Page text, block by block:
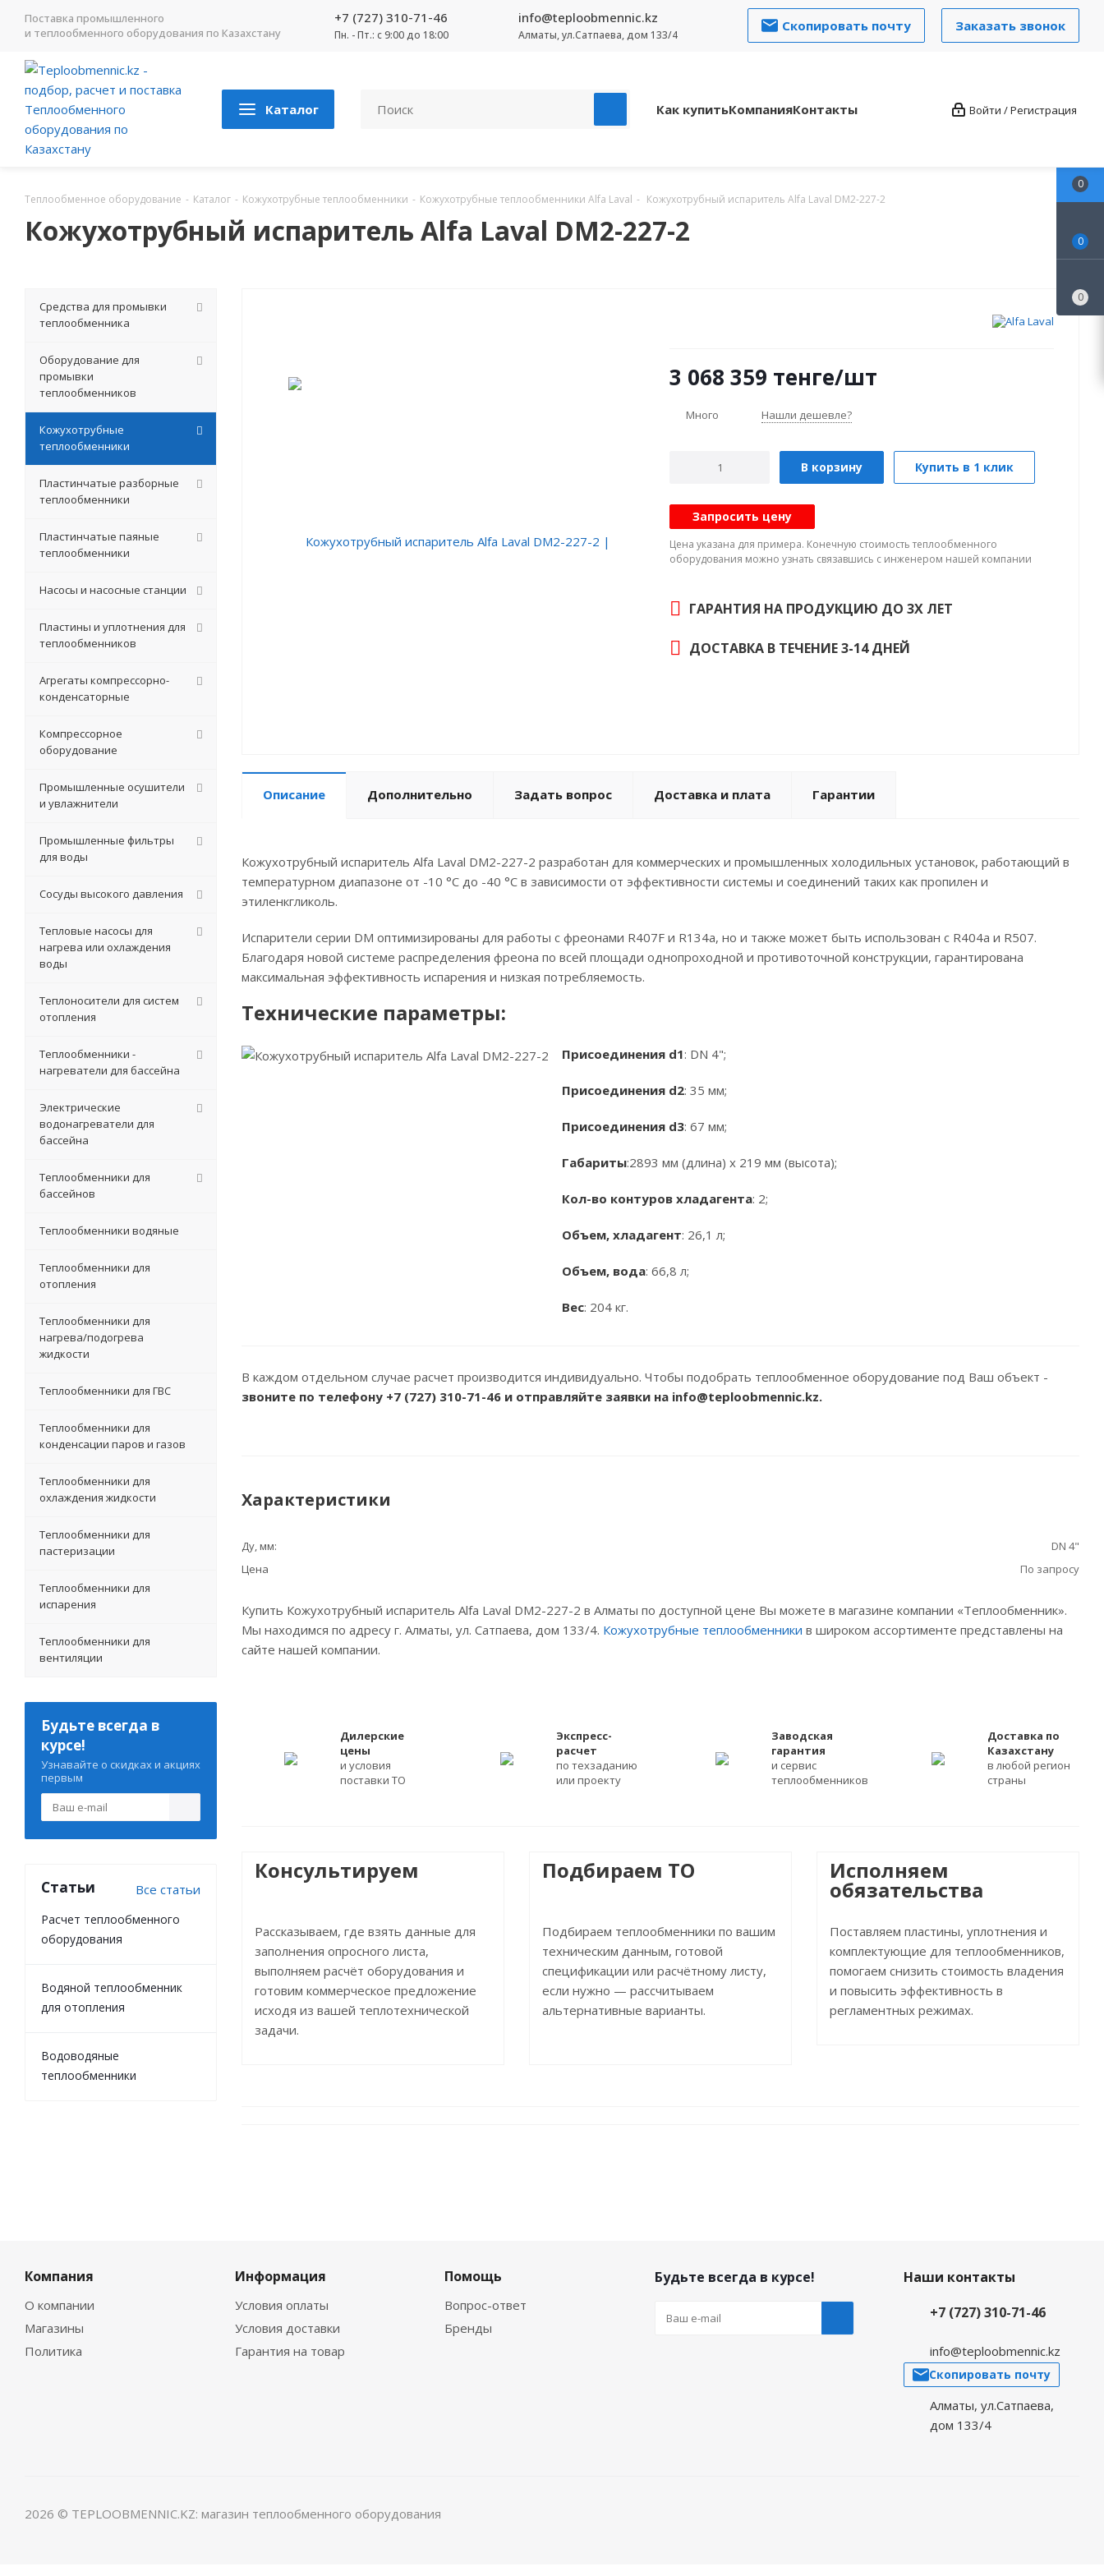
Поставка промышленного
и теплообменного оборудования по Казахстану
+7 (727) 310-71-46
Пн. - Пт.: с 9:00 до 18:00
info@teploobmennic.kz
Алматы, ул.Сатпаева, дом 133/4
Скопировать почту Заказать звонок
Каталог Как купитьКомпанияКонтакты Войти / Регистрация
Теплообменное оборудование - Каталог - Кожухотрубные теплообменники - Кожухотрубные теплообменники Alfa Laval - Кожухотрубный испаритель Alfa Laval DM2-227-2
Кожухотрубный испаритель Alfa Laval DM2-227-2
3 068 359 тенге/шт
Много Нашли дешевле?
В корзину Купить в 1 клик
Запросить цену
Цена указана для примера. Конечную стоимость теплообменного
оборудования можно узнать связавшись с инженером нашей компании
ГАРАНТИЯ НА ПРОДУКЦИЮ ДО 3Х ЛЕТ
ДОСТАВКА В ТЕЧЕНИЕ 3-14 ДНЕЙ
Описание Дополнительно Задать вопрос Доставка и плата Гарантии
Кожухотрубный испаритель Alfa Laval DM2-227-2 разработан для коммерческих и промышленных холодильных установок, работающий в
температурном диапазоне от -10 °C до -40 °C в зависимости от эффективности системы и соединений таких как пропилен и
этиленкгликоль.
Испарители серии DM оптимизированы для работы с фреонами R407F и R134a, но и также может быть использован с R404a и R507.
Благодаря новой системе распределения фреона по всей площади однопроходной и противоточной конструкции, гарантирована
максимальная эффективность испарения и низкая потребляемость.
Технические параметры:
Присоединения d1: DN 4";
Присоединения d2: 35 мм;
Присоединения d3: 67 мм;
Габариты:2893 мм (длина) х 219 мм (высота);
Кол-во контуров хладагента: 2;
Объем, хладагент: 26,1 л;
Объем, вода: 66,8 л;
Вес: 204 кг.
В каждом отдельном случае расчет производится индивидуально. Чтобы подобрать теплообменное оборудование под Ваш объект -
звоните по телефону +7 (727) 310-71-46 и отправляйте заявки на info@teploobmennic.kz.
Характеристики
Ду, мм:
DN 4"
Цена
По запросу
Купить Кожухотрубный испаритель Alfa Laval DM2-227-2 в Алматы по доступной цене Вы можете в магазине компании «Теплообменник».
Мы находимся по адресу г. Алматы, ул. Сатпаева, дом 133/4. Кожухотрубные теплообменники в широком ассортименте представлены на
сайте нашей компании.
Дилерские
цены
и условия
поставки ТО
Экспресс-
расчет
по техзаданию
или проекту
Заводская
гарантия
и сервис
теплообменников
Доставка по
Казахстану
в любой регион
страны
Консультируем
Рассказываем, где взять данные для
заполнения опросного листа,
выполняем расчёт оборудования и
готовим коммерческое предложение
исходя из вашей теплотехнической
задачи.
Подбираем ТО
Подбираем теплообменники по вашим
техническим данным, готовой
спецификации или расчётному листу,
если нужно — рассчитываем
альтернативные варианты.
Исполняем
обязательства
Поставляем пластины, уплотнения и
комплектующие для теплообменников,
помогаем снизить стоимость владения
и повысить эффективность в
регламентных режимах.
Средства для промывки
теплообменника
Оборудование для
промывки
теплообменников
Кожухотрубные
теплообменники
Пластинчатые разборные
теплообменники
Пластинчатые паяные
теплообменники
Насосы и насосные станции
Пластины и уплотнения для
теплообменников
Агрегаты компрессорно-
конденсаторные
Компрессорное
оборудование
Промышленные осушители
и увлажнители
Промышленные фильтры
для воды
Сосуды высокого давления
Тепловые насосы для
нагрева или охлаждения
воды
Теплоносители для систем
отопления
Теплообменники -
нагреватели для бассейна
Электрические
водонагреватели для
бассейна
Теплообменники для
бассейнов
Теплообменники водяные
Теплообменники для
отопления
Теплообменники для
нагрева/подогрева
жидкости
Теплообменники для ГВС
Теплообменники для
конденсации паров и газов
Теплообменники для
охлаждения жидкости
Теплообменники для
пастеризации
Теплообменники для
испарения
Теплообменники для
вентиляции
Будьте всегда в
курсе!
Узнавайте о скидках и акциях
первым
Статьи Все статьи
Расчет теплообменного
оборудования
Водяной теплообменник
для отопления
Водоводяные
теплообменники
Компания
О компании
Магазины
Политика
Информация
Условия оплаты
Условия доставки
Гарантия на товар
Помощь
Вопрос-ответ
Бренды
Будьте всегда в курсе!
Наши контакты
+7 (727) 310-71-46
info@teploobmennic.kz
Скопировать почту
Алматы, ул.Сатпаева,
дом 133/4
2026 © TEPLOOBMENNIC.KZ: магазин теплообменного оборудования
0
0
0